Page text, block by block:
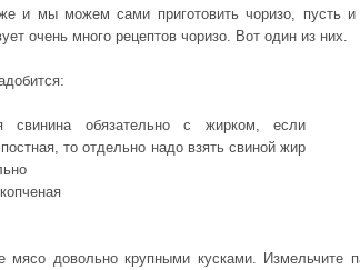
и мы можем сами приготовить чоризо, пусть
очень много рецептов чоризо. Вот один из них.
свинина обязательно с жирком, если
то отдельно надо взять свиной жир
мясо довольно крупными кусками. Измельчите